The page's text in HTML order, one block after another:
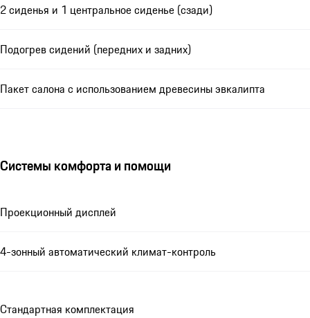
2 сиденья и 1 центральное сиденье (сзади)
Подогрев сидений (передних и задних)
Пакет салона с использованием древесины эвкалипта
Системы комфорта и помощи
Проекционный дисплей
4-зонный автоматический климат-контроль
Стандартная комплектация